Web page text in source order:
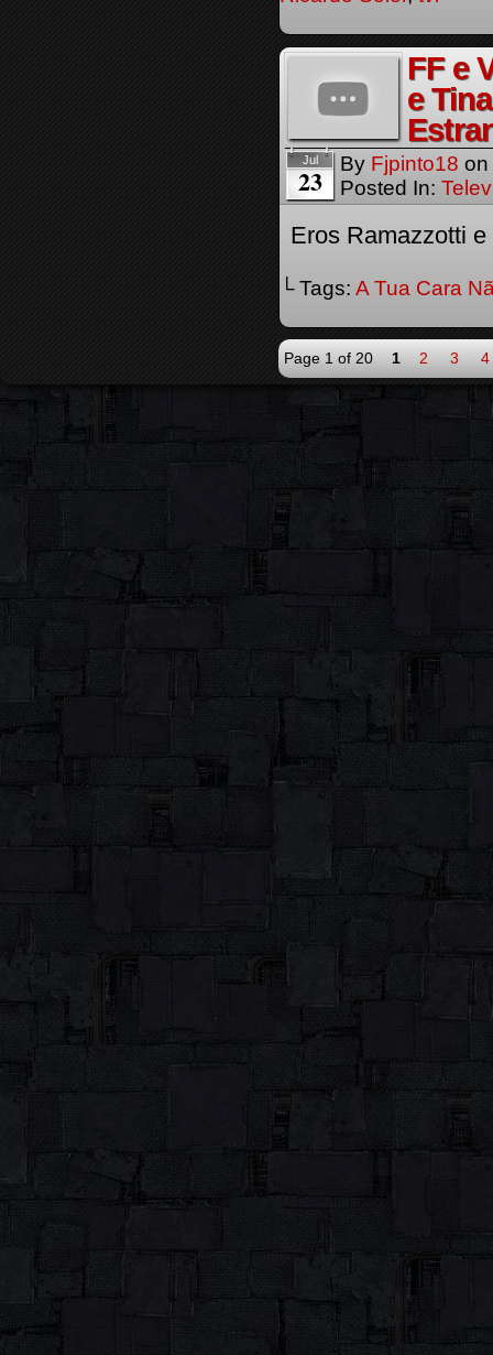
FF e
e
Jul
23 By Fjpinto18 on
Posted In:
Eros Ramazzotti
└ Tags: A Tua Cara
Page 1 of 20 1 2 3 4